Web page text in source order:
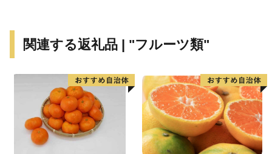
りませんが、日本で唯一の観光向けいかだ下り「北山村
なっています。
<幻の果実・じゃばら>
昔から北山村に自生していた自然雑種で、北山村でしか
栽培されていないことから「幻の果実」と呼ばれていま
関連する返礼品 | "フルーツ類"